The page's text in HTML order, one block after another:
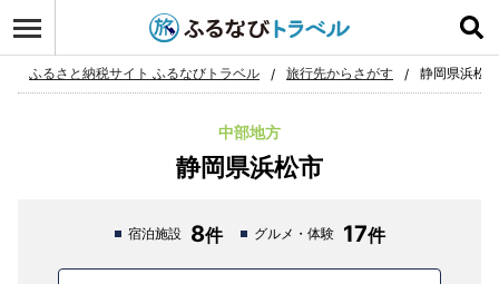
お気に入り
ふるさと納税サイト ふるなびトラベル 旅行先からさがす 静岡県浜松
中部地方
静岡県浜松市
宿泊施設 8 グルメ・体験 17